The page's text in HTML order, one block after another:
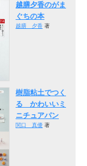
越膳夕香のがま
ぐちの本
越膳 夕香 著
樹脂粘土でつく
る かわいいミ
ニチュアパン
関口 真優 著